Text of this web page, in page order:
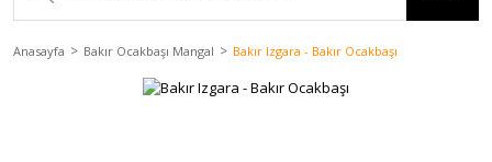
Anasayfa Bakır Ocakbaşı Mangal Bakır Izgara - Bakır Ocakbaşı